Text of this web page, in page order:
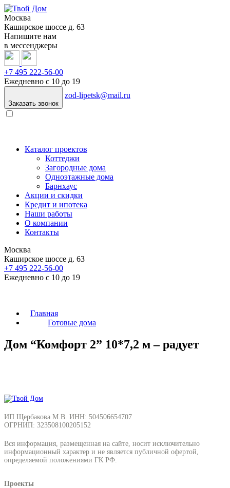
Москва
Каширское шоссе д. 63
Напишите нам
в мессенджеры
+7 495 222-56-00
Ежедневно с 10 до 19
Заказать звонок
zod-lipetsk@mail.ru
Каталог проектов
Коттеджи
Загородные дома
Одноэтажные дома
Барнхаус
Акции и скидки
Кредит и ипотека
Наши работы
О компании
Контакты
Москва
Каширское шоссе д. 63
+7 495 222-56-00
Ежедневно с 10 до 19
Главная
Готовые дома
Дом “Комфорт 2” 10*7,2 м – радует
ИП Щербакова М.В. ИНН: 504506654707
ОГРНИП: 323508100205152
Вся информация, размещенная на сайте, носит исключительно
информационный характер и не является публичной офертой,
определяемой положениями ГК РФ.
Проекты